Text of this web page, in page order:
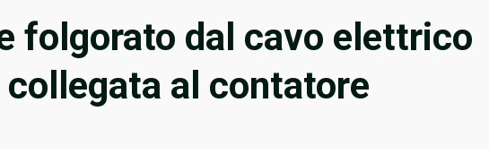
folgorato dal cavo elettrico
al contatore